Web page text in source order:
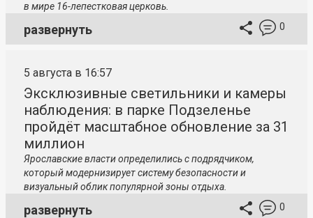
в мире 16-лепестковая церковь.
развернуть 0
5 августа в 16:57
Эксклюзивные светильники и камеры
наблюдения: в парке Подзеленье
пройдёт масштабное обновление за 31
миллион
Ярославские власти определились с подрядчиком,
который модернизирует систему безопасности и
визуальный облик популярной зоны отдыха.
развернуть 0